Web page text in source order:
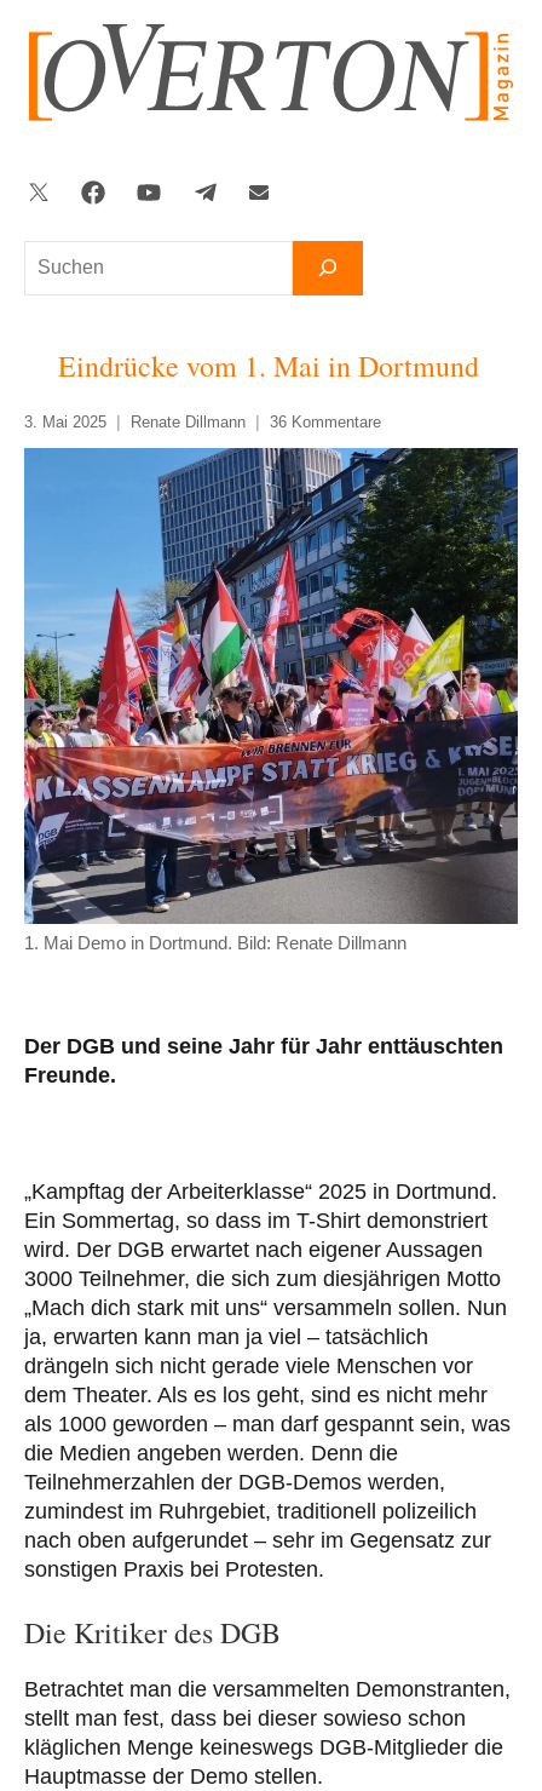
springen
Suchen
Twitter FacebookYouTubeTelegram
Eindrücke vom 1. Mai in Dortmund
3. Mai 2025 Renate Dillmann 36 Kommentare
1. Mai Demo in Dortmund. Bild: Renate Dillmann
Der DGB und seine Jahr für Jahr enttäuschten
Freunde.
„Kampftag der Arbeiterklasse“ 2025 in Dortmund.
Ein Sommertag, so dass im T-Shirt demonstriert
wird. Der DGB erwartet nach eigener Aussagen
3000 Teilnehmer, die sich zum diesjährigen Motto
„Mach dich stark mit uns“ versammeln sollen. Nun
ja, erwarten kann man ja viel – tatsächlich
drängeln sich nicht gerade viele Menschen vor
dem Theater. Als es los geht, sind es nicht mehr
als 1000 geworden – man darf gespannt sein, was
die Medien angeben werden. Denn die
Teilnehmerzahlen der DGB-Demos werden,
zumindest im Ruhrgebiet, traditionell polizeilich
nach oben aufgerundet – sehr im Gegensatz zur
sonstigen Praxis bei Protesten.
Die Kritiker des DGB
Betrachtet man die versammelten Demonstranten,
stellt man fest, dass bei dieser sowieso schon
kläglichen Menge keineswegs DGB-Mitglieder die
Hauptmasse der Demo stellen.